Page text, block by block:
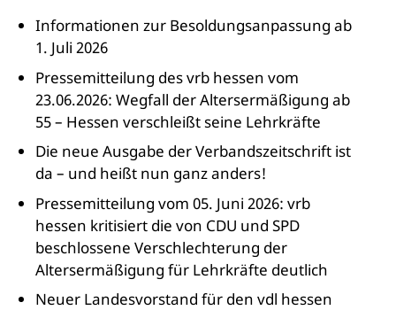
Informationen zur Besoldungsanpassung ab
1. Juli 2026
Pressemitteilung des vrb hessen vom
23.06.2026: Wegfall der Altersermäßigung ab
55 – Hessen verschleißt seine Lehrkräfte
Die neue Ausgabe der Verbandszeitschrift ist
da – und heißt nun ganz anders!
Pressemitteilung vom 05. Juni 2026: vrb
hessen kritisiert die von CDU und SPD
beschlossene Verschlechterung der
Altersermäßigung für Lehrkräfte deutlich
Neuer Landesvorstand für den vdl hessen